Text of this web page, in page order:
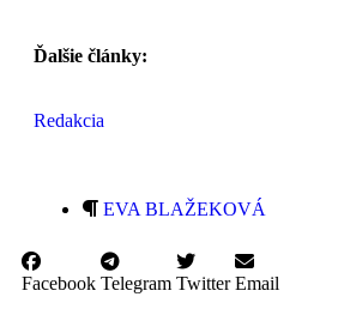
Ďalšie články:
Redakcia
EVA BLAŽEKOVÁ
Facebook Telegram Twitter Email